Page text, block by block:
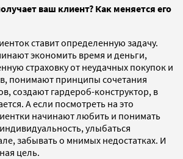
ваш клиент? Как меняется его
ставит определенную задачу.
экономить время и деньги,
страховку от неудачных покупок и
понимают принципы сочетания
создают гардероб-конструктор, в
А если посмотреть на это
начинают любить и понимать
улыбаться
забывать о мнимых недостатках. И
цель.